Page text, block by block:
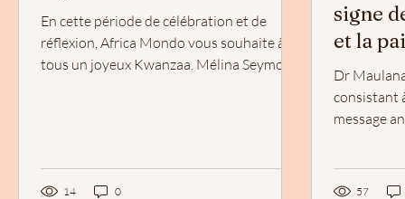
En cette période de célébration et de
réflexion, Africa Mondo vous souhaite à
tous un joyeux Kwanzaa. Mélina Seymour
14 0 Vous n'aimez plus ce post
signe
et la
Dr
consistant
message
57